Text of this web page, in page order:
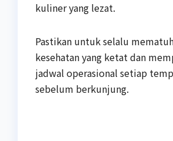
kuliner yang lezat.
Pastikan untuk selalu
kesehatan yang ketat dan
jadwal operasional setiap
sebelum berkunjung.